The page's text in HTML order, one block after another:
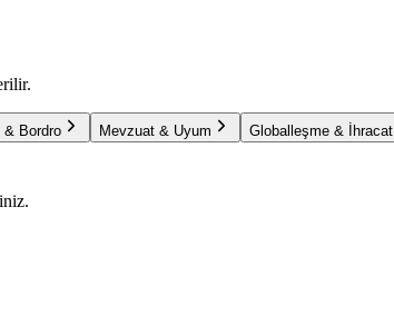
& Bordro Mevzuat & Uyum Globalleşme & İhracat